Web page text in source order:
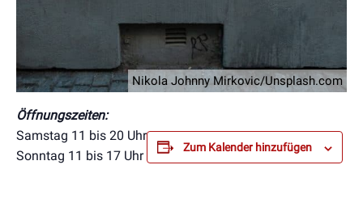
Nikola Johnny Mirkovic/Unsplash.com
Öffnungszeiten:
Samstag 11 bis 20 Uhr
Sonntag 11 bis 17 Uhr
Zum Kalender hinzufügen